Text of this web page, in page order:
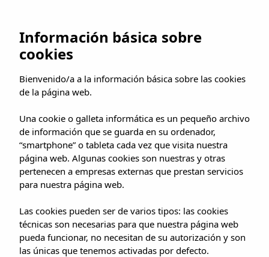
MEJOR PRECIO GARANTIZADO
Información básica sobre
cookies
Bienvenido/a a la información básica sobre las cookies
de la página web.
Una cookie o galleta informática es un pequeño archivo
de información que se guarda en su ordenador,
“smartphone” o tableta cada vez que visita nuestra
página web. Algunas cookies son nuestras y otras
pertenecen a empresas externas que prestan servicios
para nuestra página web.
Las cookies pueden ser de varios tipos: las cookies
técnicas son necesarias para que nuestra página web
pueda funcionar, no necesitan de su autorización y son
las únicas que tenemos activadas por defecto.